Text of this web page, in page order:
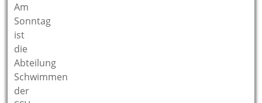
Am
Sonntag
ist
die
Abteilung
Schwimmen
der